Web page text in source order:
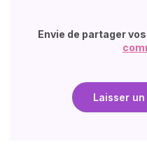
Envie de partager
Laisser